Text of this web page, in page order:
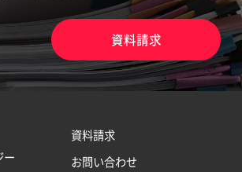
資料請求
ー
資料請求
お問い合わせ